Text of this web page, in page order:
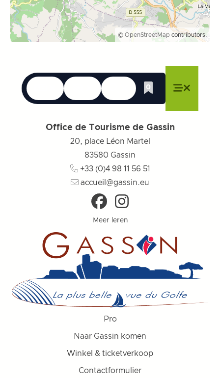
© OpenStreetMap contributors.
Talen
Menu sluiten
Toegankelijkheid
Menu sluiten
Zoek op
Menu sluiten
0
Whishlist
Office de Tourisme de Gassin
20, place Léon Martel
83580 Gassin
+33 (0)4 98 11 56 51
accueil@gassin.eu
Meer leren
Pro
Naar Gassin komen
Winkel & ticketverkoop
Contactformulier